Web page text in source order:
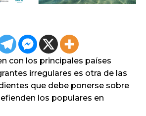
con los principales países
irregulares es otra de las
que debe ponerse sobre
los populares en